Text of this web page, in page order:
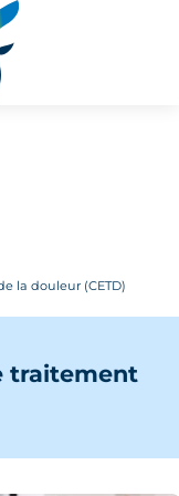
la douleur (CETD)
traitement